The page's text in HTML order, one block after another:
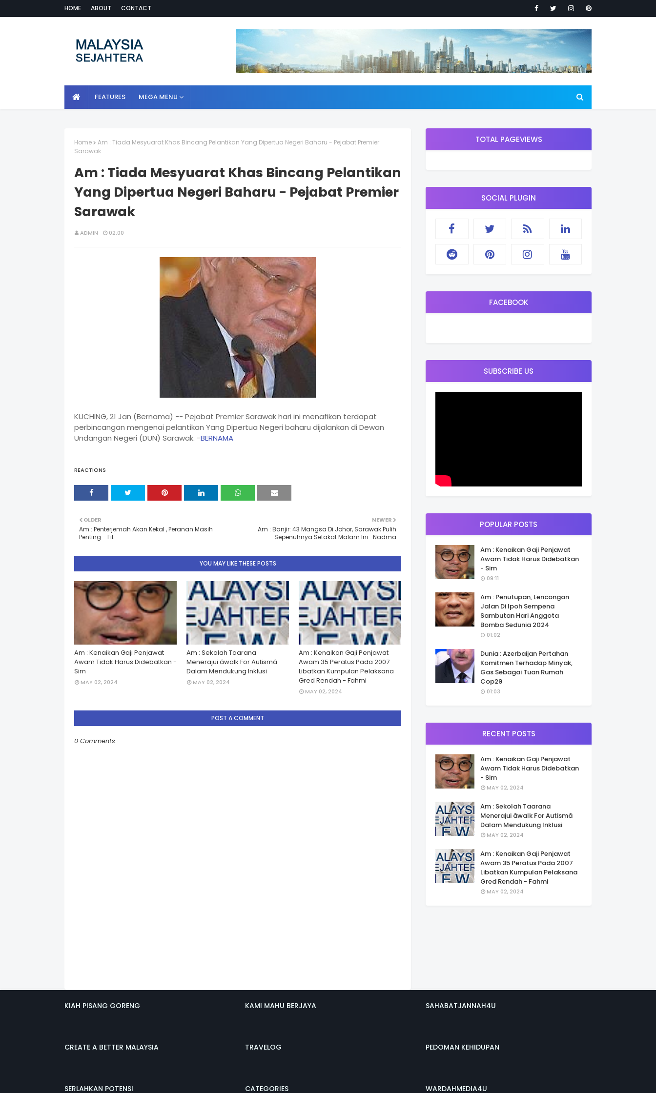
HOME ABOUT CONTACT
FEATURES MEGA MENU
Home
Am : Tiada Mesyuarat Khas Bincang Pelantikan Yang Dipertua Negeri Baharu - Pejabat Premier
Sarawak
Am : Tiada Mesyuarat Khas Bincang Pelantikan
Yang Dipertua Negeri Baharu - Pejabat Premier
Sarawak
ADMIN 02:00
KUCHING, 21 Jan (Bernama) -- Pejabat Premier Sarawak hari ini menafikan terdapat
perbincangan mengenai pelantikan Yang Dipertua Negeri baharu dijalankan di Dewan
Undangan Negeri (DUN) Sarawak. -BERNAMA
REACTIONS
NEWER
Am : Banjir: 43 Mangsa Di Johor, Sarawak Pulih
Sepenuhnya Setakat Malam Ini- Nadma
OLDER
Am : Penterjemah Akan Kekal , Peranan Masih
Penting - Fit
YOU MAY LIKE THESE POSTS
Am : Kenaikan Gaji Penjawat
Awam Tidak Harus Didebatkan -
Sim
MAY 02, 2024
Am : Sekolah Taarana
Menerajui âwalk For Autismâ
Dalam Mendukung Inklusi
MAY 02, 2024
Am : Kenaikan Gaji Penjawat
Awam 35 Peratus Pada 2007
Libatkan Kumpulan Pelaksana
Gred Rendah - Fahmi
MAY 02, 2024
POST A COMMENT
0 Comments
TOTAL PAGEVIEWS
SOCIAL PLUGIN
FACEBOOK
SUBSCRIBE US
POPULAR POSTS
Am : Kenaikan Gaji Penjawat
Awam Tidak Harus Didebatkan
- Sim
09:11
Am : Penutupan, Lencongan
Jalan Di Ipoh Sempena
Sambutan Hari Anggota
Bomba Sedunia 2024
01:02
Dunia : Azerbaijan Pertahan
Komitmen Terhadap Minyak,
Gas Sebagai Tuan Rumah
Cop29
01:03
RECENT POSTS
Am : Kenaikan Gaji Penjawat
Awam Tidak Harus Didebatkan
- Sim
MAY 02, 2024
Am : Sekolah Taarana
Menerajui âwalk For Autismâ
Dalam Mendukung Inklusi
MAY 02, 2024
Am : Kenaikan Gaji Penjawat
Awam 35 Peratus Pada 2007
Libatkan Kumpulan Pelaksana
Gred Rendah - Fahmi
MAY 02, 2024
KIAH PISANG GORENG
CREATE A BETTER MALAYSIA
SERLAHKAN POTENSI
KAMI MAHU BERJAYA
TRAVELOG
CATEGORIES
SAHABATJANNAH4U
PEDOMAN KEHIDUPAN
WARDAHMEDIA4U